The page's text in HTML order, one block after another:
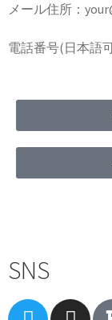
メール住所：
電話番号(日本語
SNS